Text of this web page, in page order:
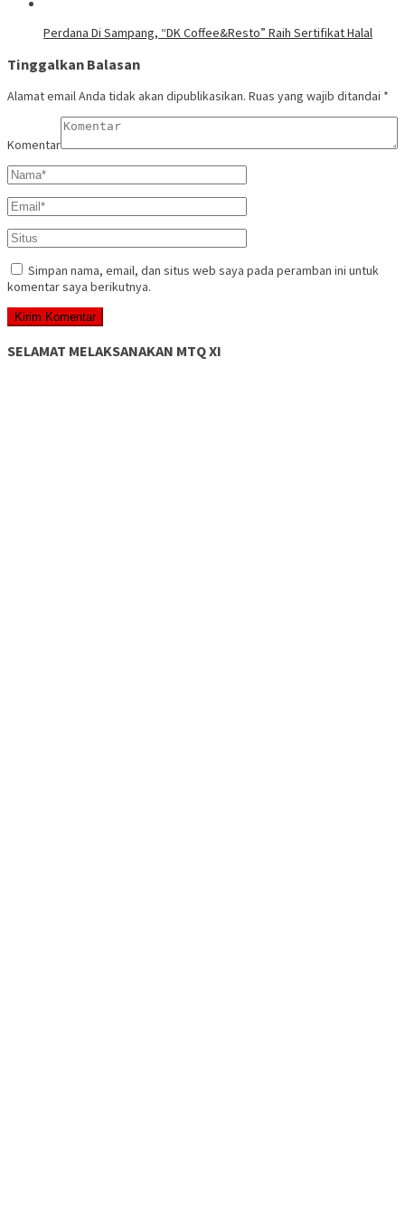
Perdana Di Sampang, “DK Coffee&Resto” Raih Sertifikat Halal
Tinggalkan Balasan
Alamat email Anda tidak akan dipublikasikan. Ruas yang wajib ditandai *
Komentar
Simpan nama, email, dan situs web saya pada peramban ini untuk
komentar saya berikutnya.
SELAMAT MELAKSANAKAN MTQ XI